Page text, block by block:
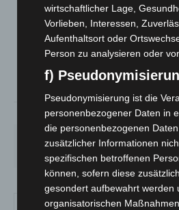
LANGENHAGEN
Klarer Himmel
25.1°
34% 2.6m/s
26°
SO.
34° 26°
wirtschaftlicher Lage,
Vorlieben, Interessen,
Aufenthaltsort oder
Person zu analysieren oder
f)
Pseudonymisierung ist die
personenbezogener Daten in
die personenbezogenen
zusätzlicher Informationen
spezifischen betroffenen
können, sofern diese
gesondert aufbewahrt werden
organisatorischen